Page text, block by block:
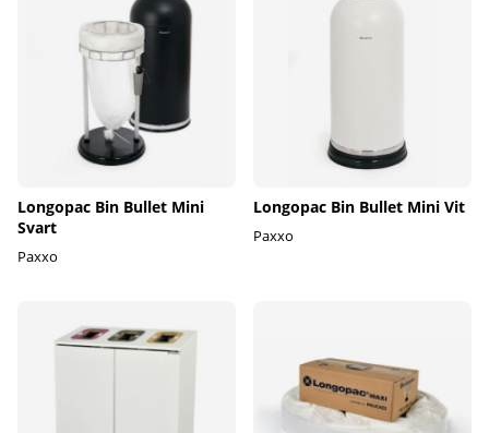
Longopac Bin Bullet Mini
Svart
Paxxo
Longopac Bin Bullet Mini Vit
Paxxo